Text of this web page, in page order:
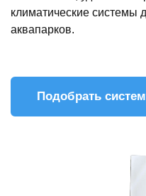
климатические системы
аквапарков.
Подобрать